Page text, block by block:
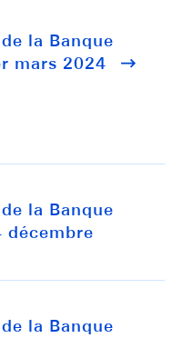
la Banque
mars 2024
la Banque
décembre
la Banque